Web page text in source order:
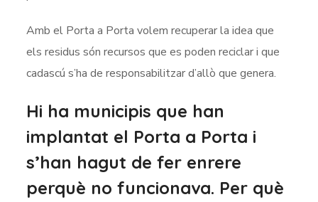
Amb el Porta a Porta volem recuperar la idea que
els residus són recursos que es poden reciclar i que
cadascú s’ha de responsabilitzar d’allò que genera.
Hi ha municipis que han
implantat el Porta a Porta i
s’han hagut de fer enrere
perquè no funcionava. Per què